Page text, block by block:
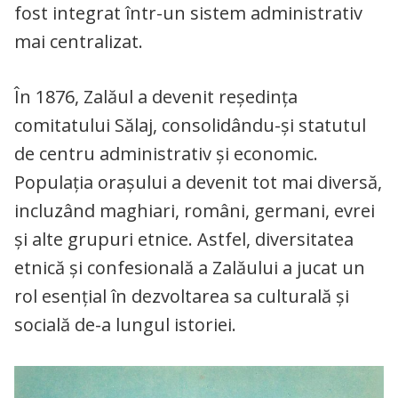
fost integrat într-un sistem administrativ
mai centralizat.
În 1876, Zalăul a devenit reședința
comitatului Sălaj, consolidându-și statutul
de centru administrativ și economic.
Populația orașului a devenit tot mai diversă,
incluzând maghiari, români, germani, evrei
și alte grupuri etnice. Astfel, diversitatea
etnică și confesională a Zalăului a jucat un
rol esențial în dezvoltarea sa culturală și
socială de-a lungul istoriei.